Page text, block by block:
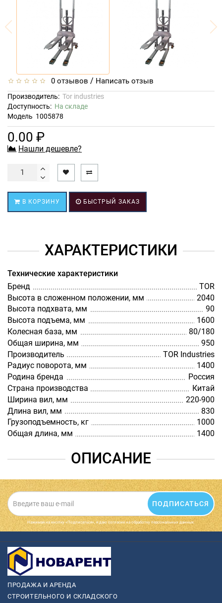
0 отзывов / Написать отзыв
Производитель: Tor industries
Доступность: На складе
Модель 1005878
0.00 ₽
Нашли дешевле?
В КОРЗИНУ БЫСТРЫЙ ЗАКАЗ
ХАРАКТЕРИСТИКИ
Технические характеристики
Бренд
TOR
Высота в сложенном положении, мм
2040
Высота подхвата, мм
90
Высота подъема, мм
1600
Колесная база, мм
80/180
Общая ширина, мм
950
Производитель
TOR Industries
Радиус поворота, мм
1400
Родина бренда
Россия
Страна производства
Китай
Ширина вил, мм
220-900
Длина вил, мм
830
Грузоподъемность, кг
1000
Общая длина, мм
1400
ОПИСАНИЕ
ПОДПИСАТЬСЯ
Нажимая на кнопку «Подписаться», я даю cогласие на обработку персональных данных.
ПРОДАЖА И АРЕНДА
СТРОИТЕЛЬНОГО И СКЛАДСКОГО